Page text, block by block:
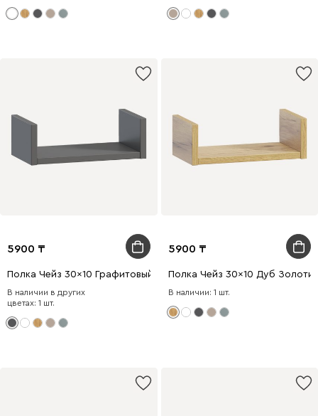
5900
Полка Чейз 30x10 Графитовый
В наличии в других
цветах: 1 шт.
5900
Полка Чейз 30x10 Дуб
В наличии: 1 шт.